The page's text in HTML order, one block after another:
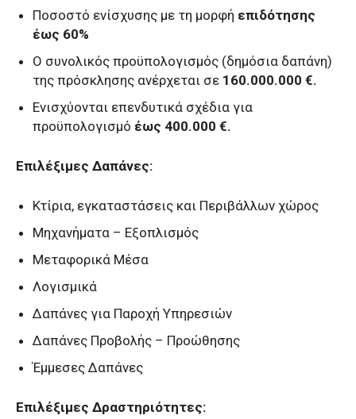
Ποσοστό ενίσχυσης με τη μορφή επιδότησης
έως 60%
Ο συνολικός προϋπολογισμός (δημόσια δαπάνη)
της πρόσκλησης ανέρχεται σε 160.000.000 €.
Ενισχύονται επενδυτικά σχέδια για
προϋπολογισμό έως 400.000 €.
Επιλέξιμες Δαπάνες:
Κτίρια, εγκαταστάσεις και Περιβάλλων χώρος
Μηχανήματα – Εξοπλισμός
Μεταφορικά Μέσα
Λογισμικά
Δαπάνες για Παροχή Υπηρεσιών
Δαπάνες Προβολής – Προώθησης
Έμμεσες Δαπάνες
Επιλέξιμες Δραστηριότητες: